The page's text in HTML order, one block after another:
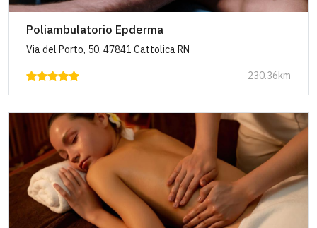
Poliambulatorio Epderma
Via del Porto, 50, 47841 Cattolica RN
230.36km